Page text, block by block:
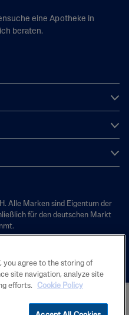
eine Apotheke in
beraten.
Alle Marken sind Eigentum der
für den deutschen Markt
you agree to the storing of
site navigation, analyze site
efforts.
Cookie Policy